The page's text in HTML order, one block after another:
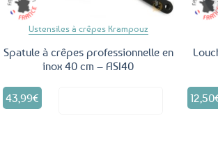
Ustensiles à crêpes Krampouz
Spatule à crêpes professionnelle en
inox 40 cm – ASI40
43,99€ 12,50